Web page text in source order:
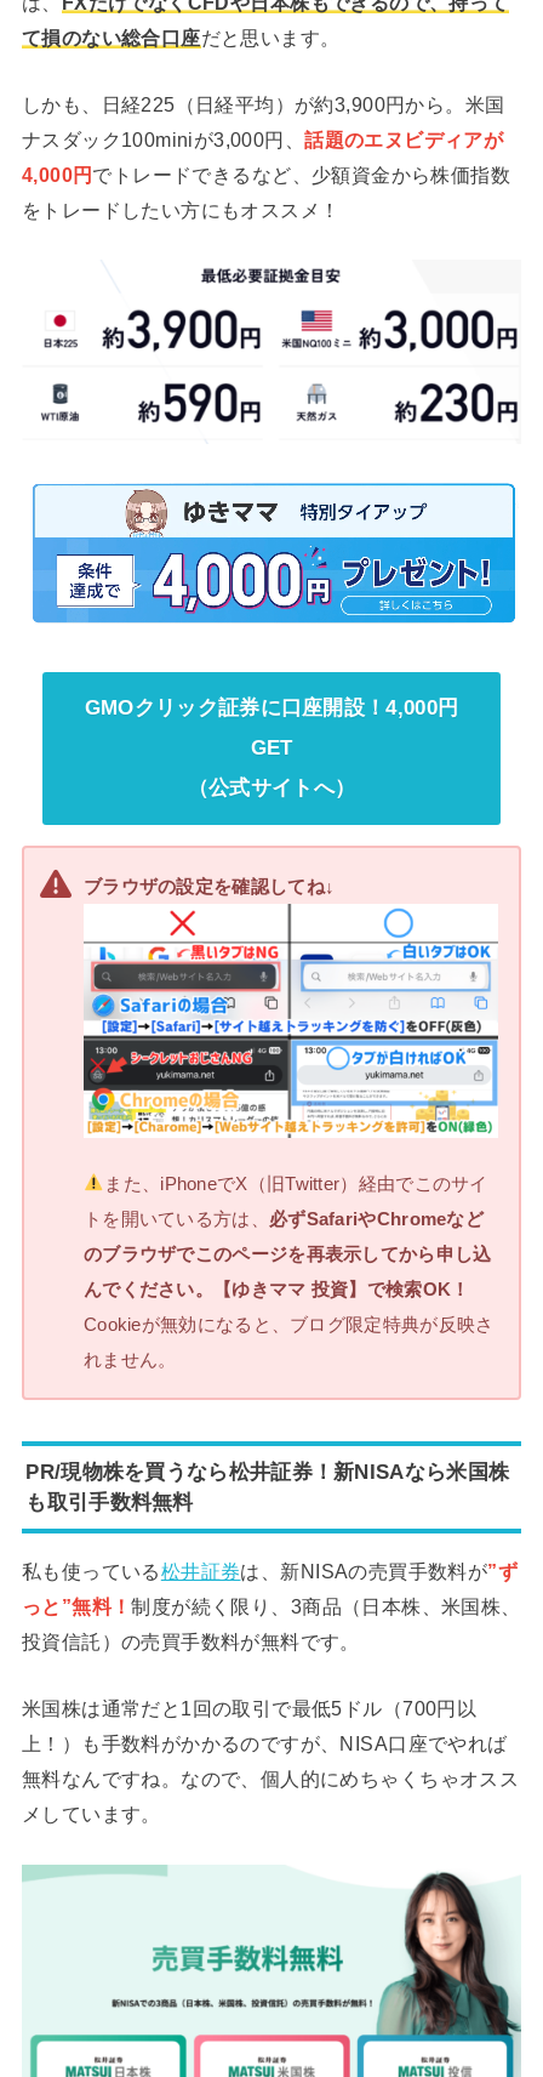
て損のない総合口座だと思います。
しかも、日経225（日経平均）が約3,900円から。米国
ナスダック100miniが3,000円、話題のエヌビディアが
4,000円 でトレードできるなど、少額資金から株価指数
をトレードしたい方にもオススメ！
GMOクリック証券に口座開設！4,000円
GET
（公式サイトへ）
ブラウザの設定を確認してね↓
また、iPhoneでX（旧Twitter）経由でこのサイ
トを開いている方は、 必ずSafariやChromeなど
のブラウザでこのページを再表示してから申し込
んでください。【ゆきママ 投資】で検索OK！
Cookieが無効になると、ブログ限定特典が反映さ
れません。
PR/現物株を買うなら松井証券！新NISAなら米国株
も取引手数料無料
私も使っている松井証券は、新NISAの売買手数料が”ず
っと”無料！制度が続く限り、3商品（日本株、米国株、
投資信託）の売買手数料が無料です。
米国株は通常だと1回の取引で最低5ドル（700円以
上！）も手数料がかかるのですが、NISA口座でやれば
無料なんですね。なので、個人的にめちゃくちゃオスス
メしています。